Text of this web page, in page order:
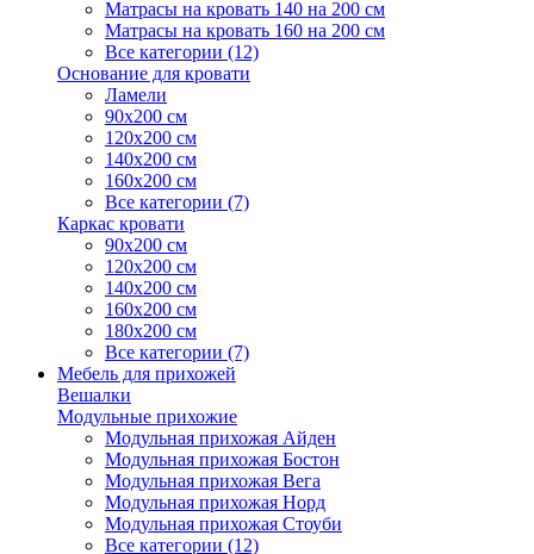
Матрасы на кровать 140 на 200 см
Матрасы на кровать 160 на 200 см
Все категории (12)
Основание для кровати
Ламели
90х200 см
120х200 см
140х200 см
160х200 см
Все категории (7)
Каркас кровати
90х200 см
120х200 см
140х200 см
160х200 см
180х200 см
Все категории (7)
Мебель для прихожей
Вешалки
Модульные прихожие
Модульная прихожая Айден
Модульная прихожая Бостон
Модульная прихожая Вега
Модульная прихожая Норд
Модульная прихожая Стоуби
Все категории (12)